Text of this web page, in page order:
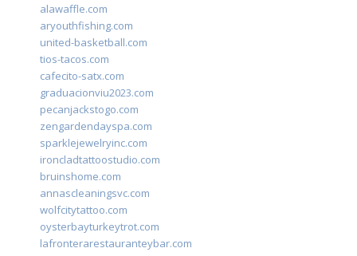
alawaffle.com
aryouthfishing.com
united-basketball.com
tios-tacos.com
cafecito-satx.com
graduacionviu2023.com
pecanjackstogo.com
zengardendayspa.com
sparklejewelryinc.com
ironcladtattoostudio.com
bruinshome.com
annascleaningsvc.com
wolfcitytattoo.com
oysterbayturkeytrot.com
lafronterarestauranteybar.com